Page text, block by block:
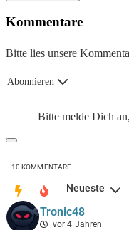
Kommentare
Bitte lies unsere
Abonnieren
Bitte melde Dich
10 KOMMENTARE
Neueste
Tronic48
vor 4 Jahren